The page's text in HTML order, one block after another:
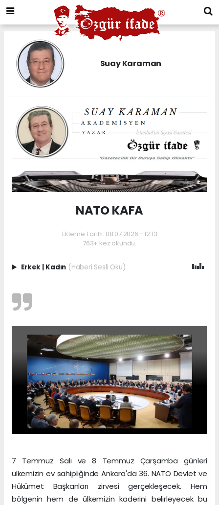
Suay Karaman
NATO KAFA
Ekleme Tarihi: 08.07.2026 - 12:13
763+ kez okundu.
Erkek Kadın (Haberi Sesli Oku)
7 Temmuz Salı ve 8 Temmuz Çarşamba günleri
ülkemizin ev sahipliğinde Ankara'da 36. NATO Devlet ve
Hükümet Başkanları zirvesi gerçekleşecek. Hem
bölgenin hem de ülkemizin kaderini belirleyecek bu